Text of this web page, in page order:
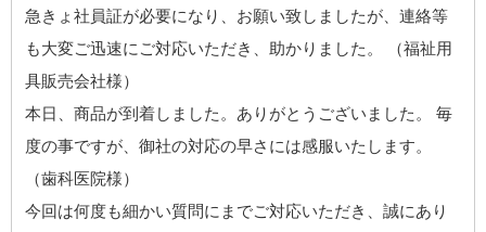
急きょ社員証が必要になり、お願い致しましたが、連絡等
も大変ご迅速にご対応いただき、助かりました。 （福祉用
具販売会社様）
本日、商品が到着しました。ありがとうございました。 毎
度の事ですが、御社の対応の早さには感服いたします。
（歯科医院様）
今回は何度も細かい質問にまでご対応いただき、誠にあり